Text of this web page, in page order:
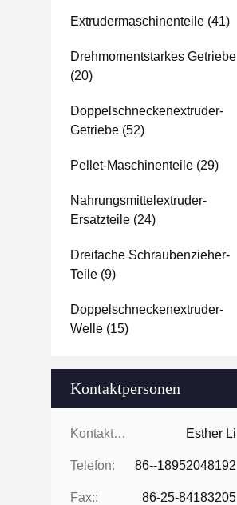
Extrudermaschinenteile (41)
Drehmomentstarkes Getriebe
(20)
Doppelschneckenextruder-
Getriebe (52)
Pellet-Maschinenteile (29)
Nahrungsmittelextruder-
Ersatzteile (24)
Dreifache Schraubenzieher-
Teile (9)
Doppelschneckenextruder-
Welle (15)
Kontaktpersonen
Kontaktpersonen: Esther Li
Telefon: 86--18952048192
Fax:: 86-25-84183205